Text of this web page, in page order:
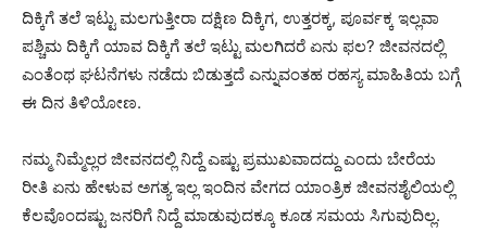
ದಿಕ್ಕಿಗೆ ತಲೆ ಇಟ್ಟು ಮಲಗುತ್ತೀರಾ ದಕ್ಷಿಣ ದಿಕ್ಕಿಗ, ಉತ್ತರಕ್ಕ, ಪೂರ್ವಕ್ಕ ಇಲ್ಲವಾ
ಪಶ್ಚಿಮ ದಿಕ್ಕಿಗೆ ಯಾವ ದಿಕ್ಕಿಗೆ ತಲೆ ಇಟ್ಟು ಮಲಗಿದರೆ ಏನು ಫಲ? ಜೀವನದಲ್ಲಿ
ಎಂತೆಂಥ ಘಟನೆಗಳು ನಡೆದು ಬಿಡುತ್ತದೆ ಎನ್ನುವಂತಹ ರಹಸ್ಯ ಮಾಹಿತಿಯ ಬಗ್ಗೆ
ಈ ದಿನ ತಿಳಿಯೋಣ.
ನಮ್ಮ ನಿಮ್ಮೆಲ್ಲರ ಜೀವನದಲ್ಲಿ ನಿದ್ದೆ ಎಷ್ಟು ಪ್ರಮುಖವಾದದ್ದು ಎಂದು ಬೇರೆಯ
ರೀತಿ ಏನು ಹೇಳುವ ಅಗತ್ಯ ಇಲ್ಲ ಇಂದಿನ ವೇಗದ ಯಾಂತ್ರಿಕ ಜೀವನಶೈಲಿಯಲ್ಲಿ
ಕೆಲವೊಂದಷ್ಟು ಜನರಿಗೆ ನಿದ್ದೆ ಮಾಡುವುದಕ್ಕೂ ಕೂಡ ಸಮಯ ಸಿಗುವುದಿಲ್ಲ.